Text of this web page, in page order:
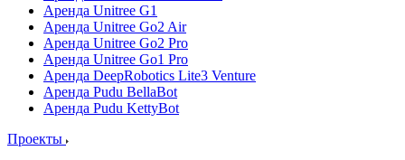
Аренда Unitree G1
Аренда Unitree Go2 Air
Аренда Unitree Go2 Pro
Аренда Unitree Go1 Pro
Аренда DeepRobotics Lite3 Venture
Аренда Pudu BellaBot
Аренда Pudu KettyBot
Проекты